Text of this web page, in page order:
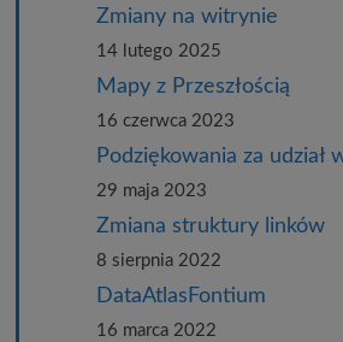
Zmiany na witrynie
14 lutego 2025
Mapy z Przeszłością
16 czerwca 2023
Podziękowania za udział
29 maja 2023
Zmiana struktury linków
8 sierpnia 2022
DataAtlasFontium
16 marca 2022